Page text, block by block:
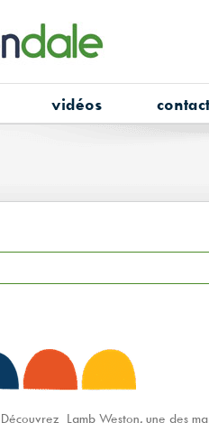
vidéos contact
Découvrez Lamb Weston, une des